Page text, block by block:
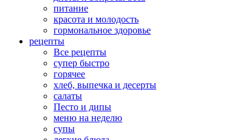
питание
красота и молодость
гормональное здоровье
рецепты
Все рецепты
супер быстро
горячее
хлеб, выпечка и десерты
салаты
Песто и дипы
меню на неделю
супы